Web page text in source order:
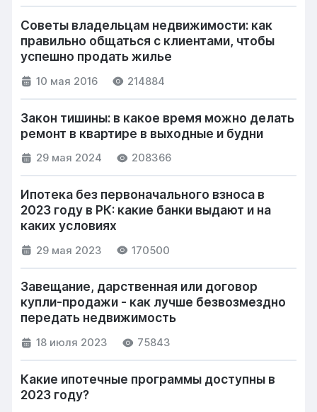
Советы владельцам недвижимости: как
правильно общаться с клиентами, чтобы
успешно продать жилье
10 мая 2016 214884
Закон тишины: в какое время можно делать
ремонт в квартире в выходные и будни
29 мая 2024 208366
Ипотека без первоначального взноса в
2023 году в РК: какие банки выдают и на
каких условиях
29 мая 2023 170500
Завещание, дарственная или договор
купли-продажи - как лучше безвозмездно
передать недвижимость
18 июля 2023 75843
Какие ипотечные программы доступны в
2023 году?